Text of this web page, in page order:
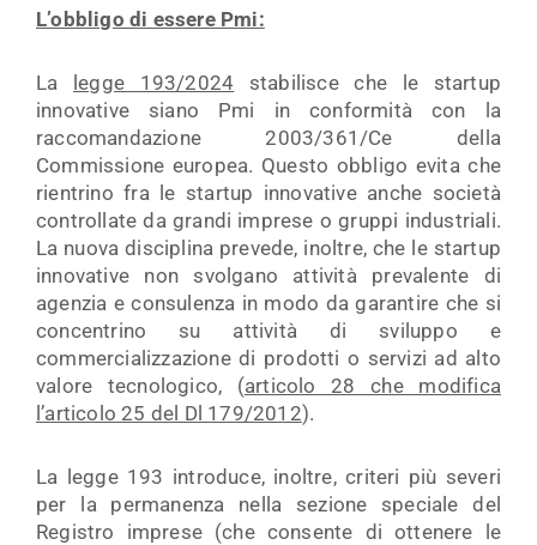
L’obbligo di essere Pmi:
La legge 193/2024 stabilisce che le startup
innovative siano Pmi in conformità con la
raccomandazione 2003/361/Ce della
Commissione europea. Questo obbligo evita che
rientrino fra le startup innovative anche società
controllate da grandi imprese o gruppi industriali.
La nuova disciplina prevede, inoltre, che le startup
innovative non svolgano attività prevalente di
agenzia e consulenza in modo da garantire che si
concentrino su attività di sviluppo e
commercializzazione di prodotti o servizi ad alto
valore tecnologico, (articolo 28 che modifica
l’articolo 25 del Dl 179/2012).
La legge 193 introduce, inoltre, criteri più severi
per la permanenza nella sezione speciale del
Registro imprese (che consente di ottenere le